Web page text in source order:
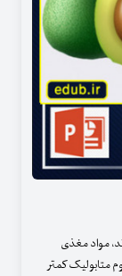
مواد مغذی
متابولیک کمتر